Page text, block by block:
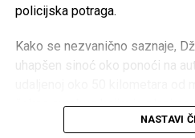
Karate klub “Hurije” –
ŽOK “Sana” –
5.000 KM
Ronilački klub “Vir” –
Velika Kladuša –
policijska potraga.
Kako se nezvanično saznaje,
uhapšen sinoć oko ponoći na
čekao autobus kojim je
NASTAVI